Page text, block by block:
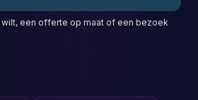
een offerte op maat of een bezoek